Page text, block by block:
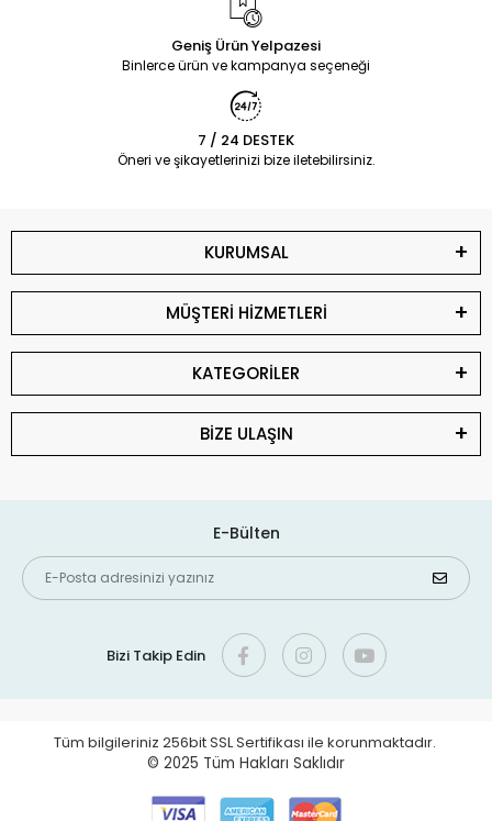
Geniş Ürün Yelpazesi
Binlerce ürün ve kampanya seçeneği
7 / 24 DESTEK
Öneri ve şikayetlerinizi bize iletebilirsiniz.
KURUMSAL
MÜŞTERİ HİZMETLERİ
KATEGORİLER
BİZE ULAŞIN
E-Bülten
Bizi Takip Edin
Tüm bilgileriniz 256bit SSL Sertifikası ile korunmaktadır.
© 2025 Tüm Hakları Saklıdır